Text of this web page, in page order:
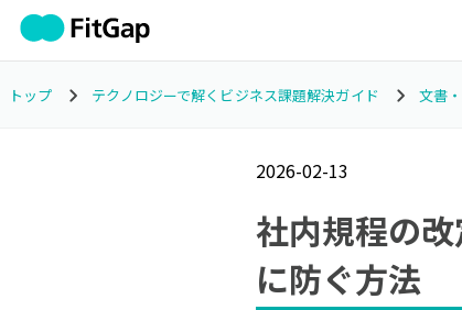
トップ テクノロジーで解くビジネス課題解決ガイド 文書
2026-02-13
社内規程の
に防ぐ方法